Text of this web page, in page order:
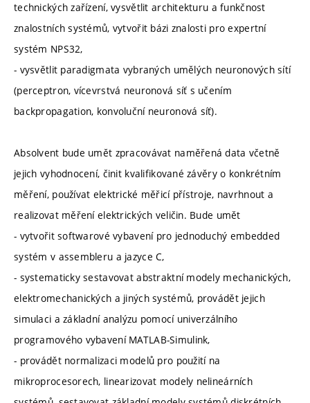
technických zařízení, vysvětlit architekturu a funkčnost
znalostních systémů, vytvořit bázi znalosti pro expertní
systém NPS32,
- vysvětlit paradigmata vybraných umělých neuronových sítí
(perceptron, vícevrstvá neuronová síť s učením
backpropagation, konvoluční neuronová síť).
Absolvent bude umět zpracovávat naměřená data včetně
jejich vyhodnocení, činit kvalifikované závěry o konkrétním
měření, používat elektrické měřicí přístroje, navrhnout a
realizovat měření elektrických veličin. Bude umět
- vytvořit softwarové vybavení pro jednoduchý embedded
systém v assembleru a jazyce C,
- systematicky sestavovat abstraktní modely mechanických,
elektromechanických a jiných systémů, provádět jejich
simulaci a základní analýzu pomocí univerzálního
programového vybavení MATLAB-Simulink,
- provádět normalizaci modelů pro použití na
mikroprocesorech, linearizovat modely nelineárních